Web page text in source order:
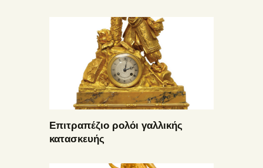
Επιτραπέζιο ρολόι γαλλικής
κατασκευής